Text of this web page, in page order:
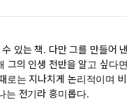
있는 책. 다만 그를 만들어 낸
그의 인생 전반을 알고 싶다면
로는 지나치게 논리적이며 비
는 전기라 흥미롭다.